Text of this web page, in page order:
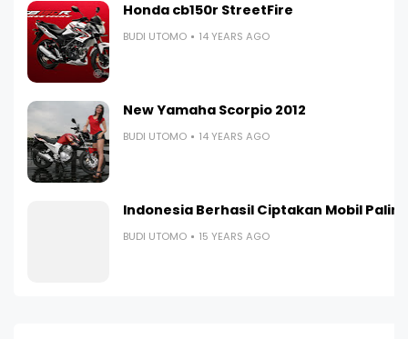
Honda cb150r StreetFire
BUDI UTOMO 14 YEARS AGO
New Yamaha Scorpio 2012
BUDI UTOMO 14 YEARS AGO
Indonesia Berhasil Ciptakan Mobil
BUDI UTOMO 15 YEARS AGO